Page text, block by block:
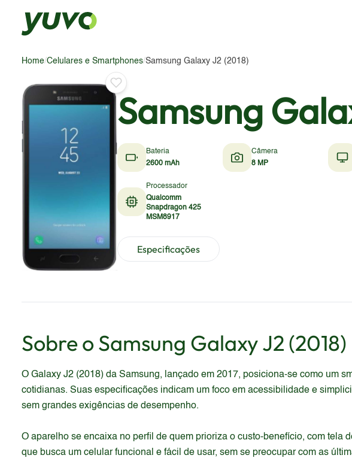
Home/Celulares e Smartphones/Samsung Galaxy J2 (2018)
Samsung
Bateria
2600 mAh
Câmera
8 MP
Processador
Qualcomm
Snapdragon 425
MSM8917
Especificações
Sobre o Samsung Galaxy J2 (2018)
O Galaxy J2 (2018) da Samsung, lançado em 2017, posiciona-se como um
cotidianas. Suas especificações indicam um foco em acessibilidade e
sem grandes exigências de desempenho.
O aparelho se encaixa no perfil de quem prioriza o custo-benefício, com
que busca um celular funcional e fácil de usar, sem se preocupar com as